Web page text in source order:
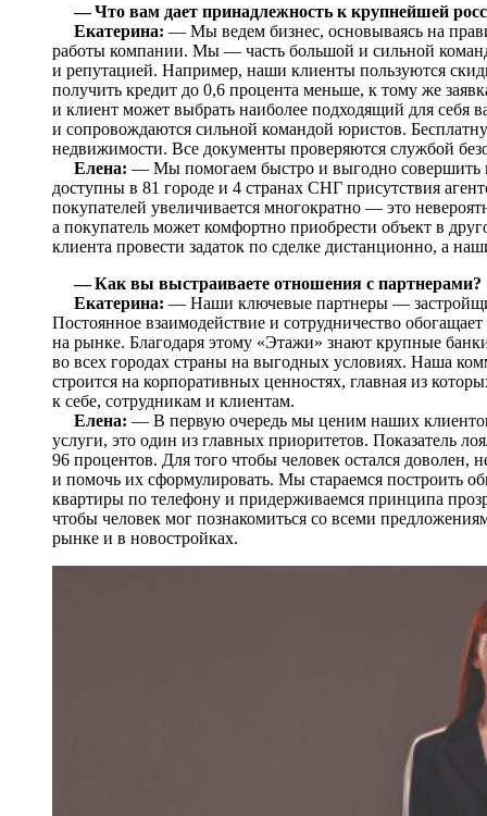
— Что вам дает принадлежность к крупнейшей
Екатерина: — Мы ведем бизнес, основываясь на
работы компании. Мы — часть большой и сильной
и репутацией. Например, наши клиенты пользуются
получить кредит до 0,6 процента меньше, к тому же
и клиент может выбрать наиболее подходящий для себя
и сопровождаются сильной командой юристов.
недвижимости. Все документы проверяются службой
Елена: — Мы помогаем быстро и выгодно совершить
доступны в 81 городе и 4 странах СНГ присутствия
покупателей увеличивается многократно — это
а покупатель может комфортно приобрести объект в
клиента провести задаток по сделке дистанционно, а
— Как вы выстраиваете отношения с партнерами?
Екатерина: — Наши ключевые партнеры —
Постоянное взаимодействие и сотрудничество
на рынке. Благодаря этому «Этажи» знают крупные
во всех городах страны на выгодных условиях. Наша
строится на корпоративных ценностях, главная из
к себе, сотрудникам и клиентам.
Елена: — В первую очередь мы ценим наших
услуги, это один из главных приоритетов. Показатель
96 процентов. Для того чтобы человек остался доволен,
и помочь их сформулировать. Мы стараемся построить
квартиры по телефону и придерживаемся принципа
чтобы человек мог познакомиться со всеми
рынке и в новостройках.